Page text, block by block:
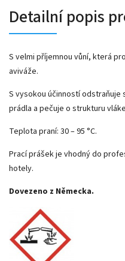
Detailní popis
S velmi příjemnou vůní, která
aviváže.
S vysokou účinností
prádla a pečuje o strukturu
Teplota praní: 30 – 95 °C.
Prací prášek je vhodný do
hotely.
Dovezeno z Německa.